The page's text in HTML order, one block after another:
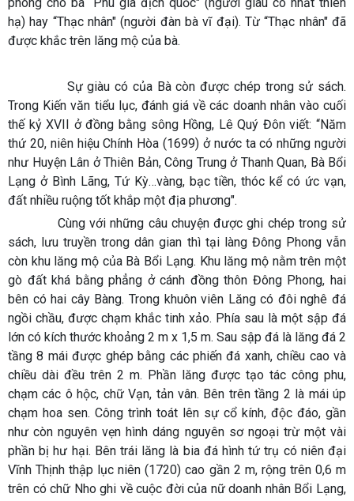
hạ) hay “Thạc nhân" (người đàn bà vĩ đại). Từ “Thạc nhân" đã
được khắc trên lăng mộ của bà.
Sự giàu có của Bà còn được chép trong sử sách.
Trong Kiến văn tiểu lục, đánh giá về các doanh nhân vào cuối
thế kỷ XVII ở đồng bằng sông Hồng, Lê Quý Đôn viết: “Năm
thứ 20, niên hiệu Chính Hòa (1699) ở nước ta có những người
như Huyện Lân ở Thiên Bản, Công Trung ở Thanh Quan, Bà Bổi
Lạng ở Bình Lãng, Tứ Kỳ…vàng, bạc tiền, thóc kể có ức vạn,
đất nhiều ruộng tốt khắp một địa phương".
Cùng với những câu chuyện được ghi chép trong sử
sách, lưu truyền trong dân gian thì tại làng Đông Phong vẫn
còn khu lăng mộ của Bà Bổi Lạng. Khu lăng mộ nằm trên một
gò đất khá bằng phẳng ở cánh đồng thôn Đông Phong, hai
bên có hai cây Bàng. Trong khuôn viên Lăng có đôi nghê đá
ngồi chầu, được chạm khắc tinh xảo. Phía sau là một sập đá
lớn có kích thước khoảng 2 m x 1,5 m. Sau sập đá là lăng đá 2
tầng 8 mái được ghép bằng các phiến đá xanh, chiều cao và
chiều dài đều trên 2 m. Phần lăng được tạo tác công phu,
chạm các ô hộc, chữ Vạn, tản vân. Bên trên tầng 2 là mái úp
chạm hoa sen. Công trình toát lên sự cổ kính, độc đáo, gần
như còn nguyên vẹn hình dáng nguyên sơ ngoại trừ một vài
phần bị hư hại. Bên trái lăng là bia đá hình tứ trụ có niên đại
Vĩnh Thịnh thập lục niên (1720) cao gần 2 m, rộng trên 0,6 m
trên có chữ Nho ghi về cuộc đời của nữ doanh nhân Bổi Lạng,